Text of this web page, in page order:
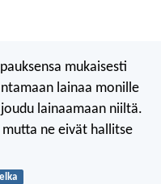
mukaisesti
lainaa monille
lainaamaan niiltä.
ne eivät hallitse